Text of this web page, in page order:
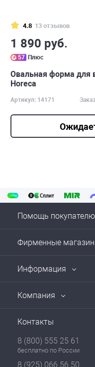
4.8 13 отзывов
1 890 руб.
57 Плюс
Овальная форма для
Horeca
Артикул: 14171
Помощь покупателю
Фирменные
Информация
Компания
Контакты
8 (800) 555 25 61
бесплатно по России
8 (925) 066 56 50